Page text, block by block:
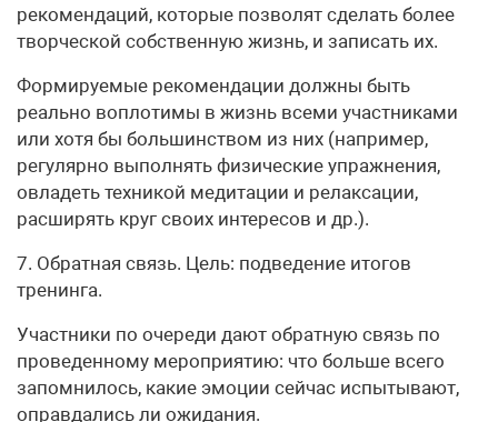
рекомендаций, которые позволят сделать более
творческой собственную жизнь, и записать их.
Формируемые рекомендации должны быть
реально воплотимы в жизнь всеми участниками
или хотя бы большинством из них (например,
регулярно выполнять физические упражнения,
овладеть техникой медитации и релаксации,
расширять круг своих интересов и др.).
7. Обратная связь. Цель: подведение итогов
тренинга.
Участники по очереди дают обратную связь по
проведенному мероприятию: что больше всего
запомнилось, какие эмоции сейчас испытывают,
оправдались ли ожидания.